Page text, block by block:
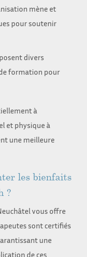
mène et
pour soutenir
divers
formation pour
à
et physique à
une meilleure
les bienfaits
?
vous offre
sont certifiés
une
de ces